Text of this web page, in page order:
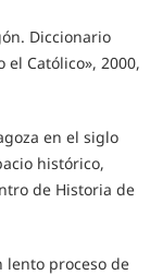
Diccionario
Católico», 2000,
en el siglo
histórico,
de Historia de
lento proceso de